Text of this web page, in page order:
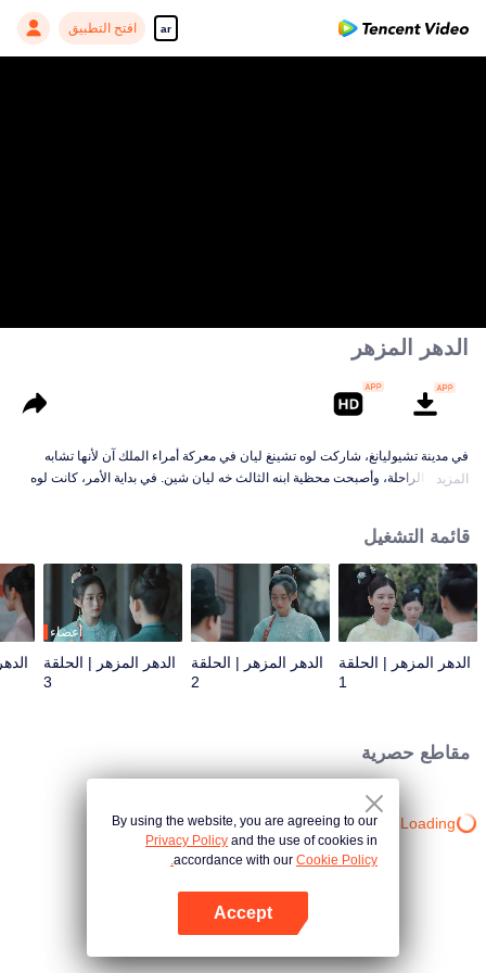
ar افتح التطبيق
الدهر المزهر
في مدينة تشيوليانغ، شاركت لوه تشينغ ليان في معركة أمراء الملك آن لأنها تشابه
محظيته الراحلة، وأصبحت محظية ابنه الثالث خه ليان شين. في بداية الأمر، كانت لوه
تحقيق طموحه.
المزيد
قائمة التشغيل
الدهر المزهر | الحلقة
1
الدهر المزهر | الحلقة
2
أعضاء
الدهر المزهر | الحلقة
3
مقاطع حصرية
Loading…
By using the website, you are agreeing to our
Privacy Policy and the use of cookies in
accordance with our Cookie Policy.
Accept